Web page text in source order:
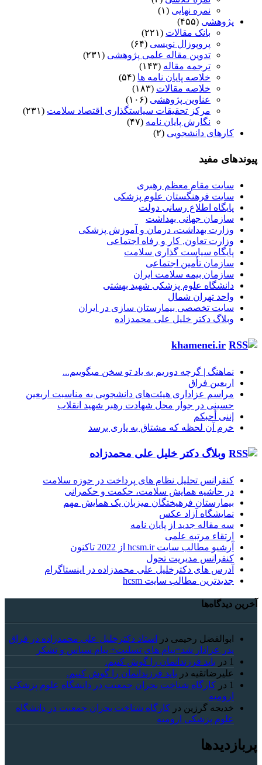
نمره نهایی (۱)
پژوهشی (۴۵۵)
بانک مقالات (۲۲۱)
پروپوزال نویسی (۶۴)
تدوین مقاله علمی پژوهشی (۲۳۱)
ترجمه مقاله (۱۴۳)
خلاصه پایان نامه ها (۵۴)
خلاصه مقالات (۱۸۳)
عناوین پژوهشی (۱۰۶)
مرکز تحقیقات سیاستگذاری اقتصاد سلامت (۲۳۱)
نگارش پایان نامه (۴۷)
کارهای دانشجویی (۲)
پیوندهای مفید
سایت مقام معظم رهبری
سایت فرهنگستان علوم پزشکی
پایگاه اطلاع رسانی دولت
سازمان جهانی بهداشت
وزارت بهداشت، درمان و آموزش پزشکی
وزارت تعاون, کار و رفاه اجتماعی
پایگاه سیاست گذاری سلامت
سازمان تأمین اجتماعی
سازمان بیمه سلامت ایران
دانشگاه علوم پزشکی شهید بهشتی
واحد تهران شمال
سایت تخصصی بیمارستان سازی در ایران
وبلاگ دکتر خلیل علی محمدزاده
khamenei.ir
نماهنگ |‌ گرچه دوریم به یاد تو سخن میگوییم...
اربعین فراق
مراسم عزاداری هیئت‌های دانشجویی به مناسبت اربعین
حسینی در جوار محل شهادت رهبر شهید انقلاب
إننی أحبکم
خرم آن لحظه که مشتاق به یاری برسد
وبلاگ دکتر خلیل علی محمدزاده
کنفرانس تحلیل نظام های پرداخت در حوزه سلامت
در حاشیه همایش سلامت، حکمت و حکمرانی
بیمارستان فرهیختگان میزبان یک همایش مهم
نمایشگاه آزاد عکس
سه مقاله جدید از پایان نامه
ارتقاء مرتبه علمی
آرشیو مطالب سایت hcsm.ir از 2022 تاکنون
کنفرانس مدیریت تحول
آدرس های دکترخلیل علی محمدزاده در اینستاگرام
جدیدترین مطالب سایت hcsm
آخرین دیدگاه‌ها
ابوالفضل رحیمی در
استاد دکترخلیل علی محمدزاده در فراق
پدر عزادار شد+پیام های تسلیت+ پیام سپاس و تشکر
1 در باید فرزندانمان را گوش کنیم.
علیرضاتقیه در باید فرزندانمان را گوش کنیم.
1 در کارگاه شناخت بحران جمعیت در دانشگاه علوم پزشکی
ارومیه
خديجه گرزین در کارگاه شناخت بحران جمعیت در دانشگاه
علوم پزشکی ارومیه
پربازدیدها